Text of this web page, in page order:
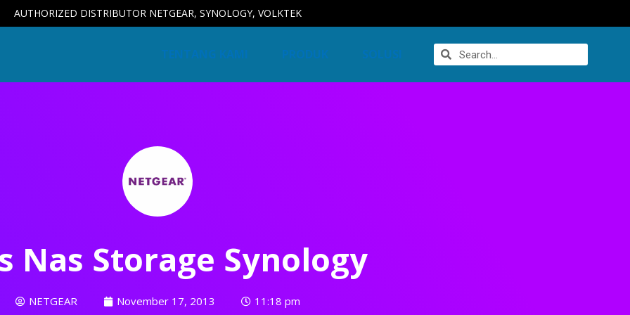
AUTHORIZED DISTRIBUTOR NETGEAR, SYNOLOGY, VOLKTEK
TENTANG KAMI PRODUK SOLUSI
Nas Storage Synology
NETGEAR November 17, 2013 11:18 pm